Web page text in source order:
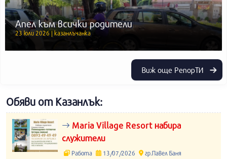
Апел към всички родители
23 юли 2026 | казанлъчанка
Виж още РепорТИ
Обяви от Казанлък:
Maria Village Resort набира
служители
Работа 13/07/2026 гр.Павел Баня